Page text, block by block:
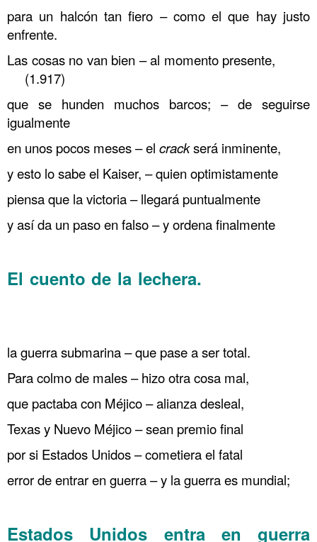
para un halcón tan fiero – como el que hay justo
enfrente.
Las cosas no van bien – al momento presente,
(1.917)
que se hunden muchos barcos; – de seguirse
igualmente
en unos pocos meses – el crackserá inminente,
y esto lo sabe el Kaiser, – quien optimistamente
piensa que la victoria – llegará puntualmente
y así da un paso en falso – y ordena finalmente
El cuento de la lechera.
la guerra submarina – que pase a ser total.
Para colmo de males – hizo otra cosa mal,
que pactaba con Méjico – alianza desleal,
Texas y Nuevo Méjico – sean premio final
por si Estados Unidos – cometiera el fatal
error de entrar en guerra – y la guerra es mundial;
Estados Unidos entra en guerra